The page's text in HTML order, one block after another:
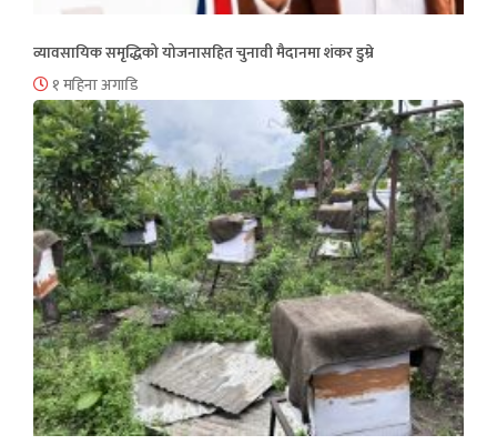
व्यावसायिक समृद्धिको योजनासहित चुनावी मैदानमा शंकर डुम्रे
१ महिना अगाडि